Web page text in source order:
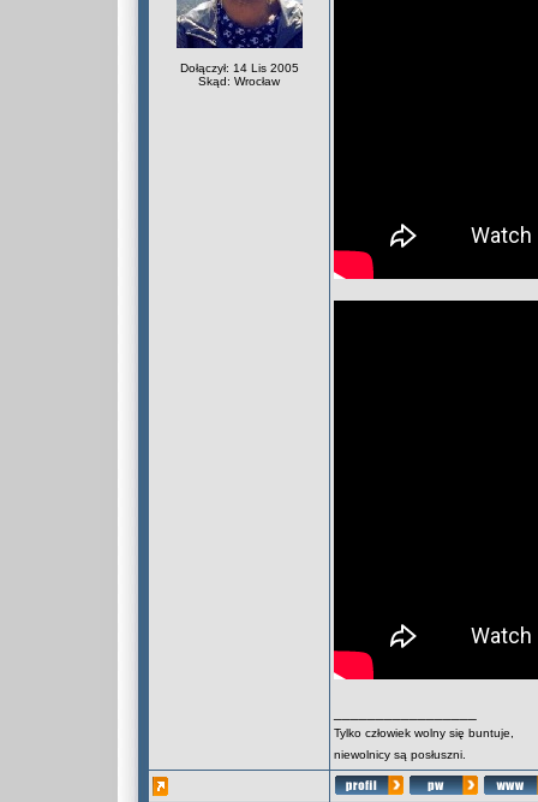
Dołączył: 14 Lis 2005
Skąd: Wrocław
Tylko człowiek wolny się buntuje,
niewolnicy są posłuszni.